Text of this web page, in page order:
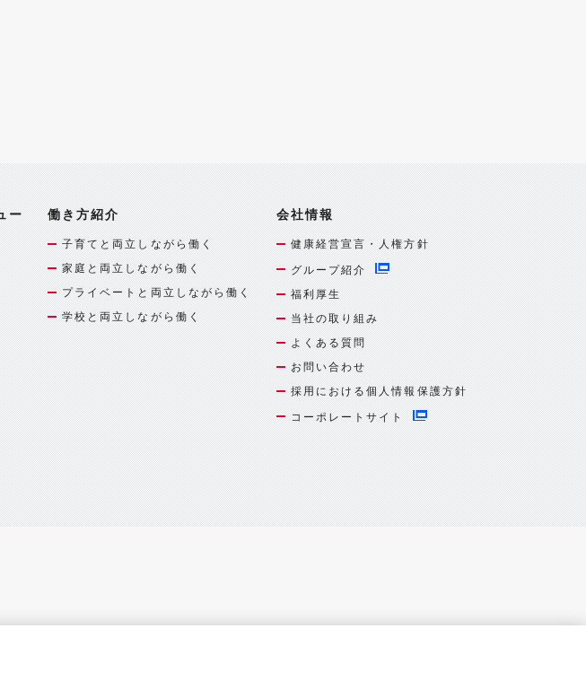
ー 働き方紹介
子育てと両立しながら働く
家庭と両立しながら働く
プライベートと両立しながら働く
学校と両立しながら働く
会社情報
健康経営宣言・人権方針
グループ紹介
福利厚生
当社の取り組み
よくある質問
お問い合わせ
採用における個人情報保護方針
コーポレートサイト